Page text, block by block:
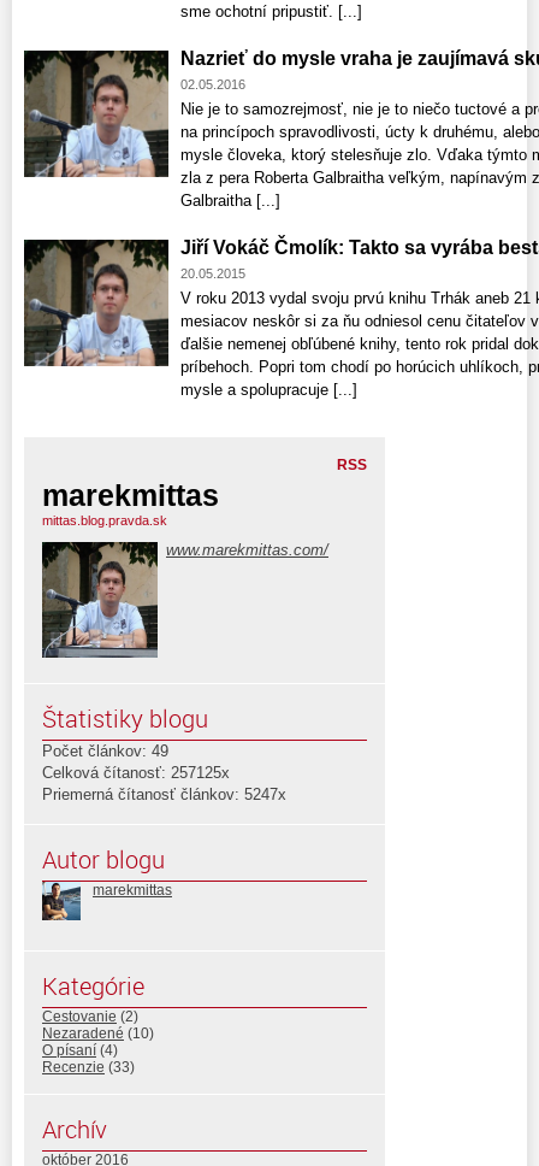
sme ochotní pripustiť. [...]
Nazrieť do mysle vraha je zaujímavá
02.05.2016
Nie je to samozrejmosť, nie je to niečo tuctové a
na princípoch spravodlivosti, úcty k druhému,
mysle človeka, ktorý stelesňuje zlo. Vďaka týmto
zla z pera Roberta Galbraitha veľkým, napínavým
Galbraitha [...]
Jiří Vokáč Čmolík: Takto sa vyrába
20.05.2015
V roku 2013 vydal svoju prvú knihu Trhák aneb
mesiacov neskôr si za ňu odniesol cenu čitateľov
ďalšie nemenej obľúbené knihy, tento rok pridal
príbehoch. Popri tom chodí po horúcich uhlíkoch,
mysle a spolupracuje [...]
RSS
marekmittas
mittas.blog.pravda.sk
www.marekmittas.com/
Štatistiky blogu
Počet článkov: 49
Celková čítanosť: 257125x
Priemerná čítanosť článkov: 5247x
Autor blogu
marekmittas
Kategórie
Cestovanie (2)
Nezaradené (10)
O písaní (4)
Recenzie (33)
Archív
október 2016